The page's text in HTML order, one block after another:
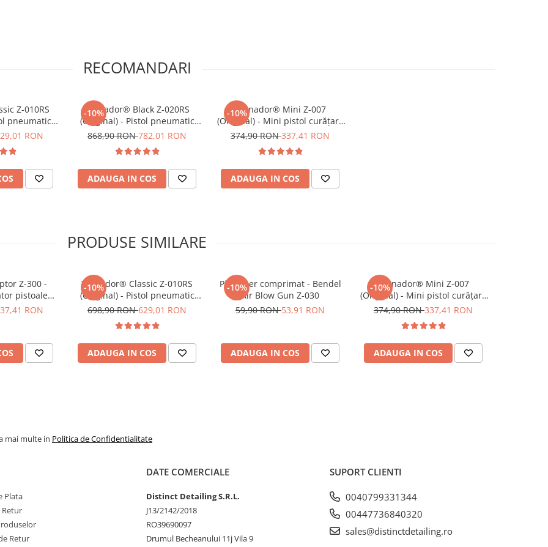
mari trebuie
Tornador® Foam Z-
rezultate foarte bune
RECOMANDARI
Z-010RS
pneumatic
RON
-10%
Tornador® Black Z-020RS
(Original) - Pistol pneumatic
pentru curățare
868,90 RON782,01 RON
ADAUGA IN COS
-10%
Tornador® Mini Z-007
(Original) - Mini pistol curățare
cu aer comprimat
374,90 RON337,41 RON
ADAUGA IN COS
PRODUSE SIMILARE
Z-300 -
pistoale
RS
RON
-10%
Tornador® Classic Z-010RS
(Original) - Pistol pneumatic
pentru curățare
698,90 RON629,01 RON
ADAUGA IN COS
-10%
Pistol aer comprimat - Bendel
Air Blow Gun Z-030
59,90 RON53,91 RON
ADAUGA IN COS
-10%
Tornador® Mini Z-007
(Original) - Mini pistol curățare
cu aer comprimat
374,90 RON337,41 RON
ADAUGA IN COS
mai multe in Politica de Confidentialitate
Plata
Retur
Retur
DATE COMERCIALE
Distinct Detailing S.R.L.
J13/2142/2018
RO39690097
Drumul Becheanului 11j Vila 9
SUPORT CLIENTI
0040799331344
00447736840320
sales@distinctdetailing.ro